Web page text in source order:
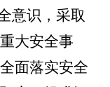
意识，采取
大安全事
面落实安全